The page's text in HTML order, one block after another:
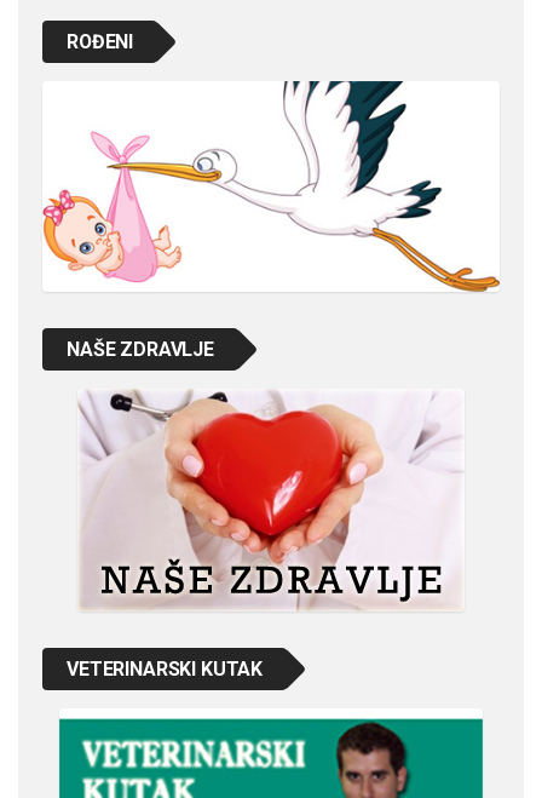
ROĐENI
NAŠE ZDRAVLJE
VETERINARSKI KUTAK